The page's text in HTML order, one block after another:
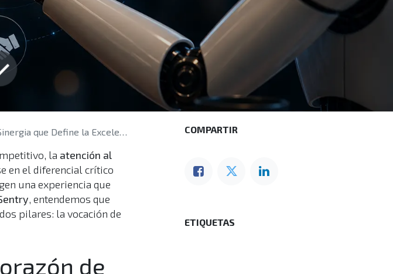
Define la Excelencia en Atención
la atención al
en el diferencial crítico
una experiencia que
, entendemos que
pilares: la vocación de
de
COMPARTIR
ETIQUETAS